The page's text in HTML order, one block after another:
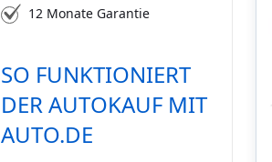
12 Monate Garantie
SO FUNKTIONIERT
DER AUTOKAUF MIT
AUTO.DE